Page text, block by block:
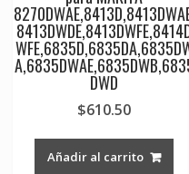
DWD
$610.50
Añadir al carrito